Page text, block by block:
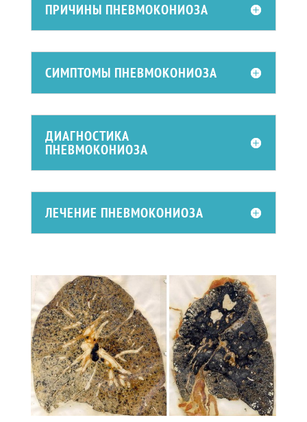
ПРИЧИНЫ ПНЕВМОКОНИОЗА
СИМПТОМЫ ПНЕВМОКОНИОЗА
ДИАГНОСТИКА
ПНЕВМОКОНИОЗА
ЛЕЧЕНИЕ ПНЕВМОКОНИОЗА